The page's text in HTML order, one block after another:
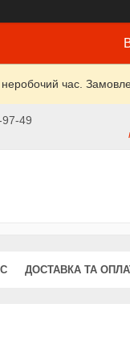
неробочий час.
49
ДОСТАВКА ТА